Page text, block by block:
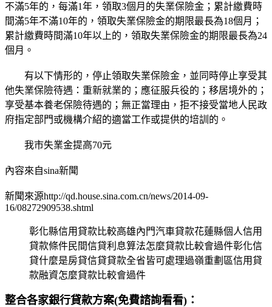
不滿5年的，每滿1年，領取3個月的失業保險金；累計繳費時
間滿5年不滿10年的，領取失業保險金的期限最長為18個月；
累計繳費時間滿10年以上的，領取失業保險金的期限最長為24
個月。
有以下情形的，停止領取失業保險金，並同時停止享受其
他失業保險待遇：重新就業的；應征服兵役的；移居境外的；
享受基本養老保險待遇的；無正當理由，拒不接受當地人民政
府指定部門或機構介紹的適當工作或提供的培訓的。
我市失業金提高70元
內容來自sina新聞
新聞來源http://qd.house.sina.com.cn/news/2014-09-
16/08272909538.shtml
彰化縣信用貸款比較高雄內門汽車貸款花蓮縣個人信用
貸款條件民間信貸利息算法怎麼貸款比較會過件彰化信
貸什麼是房貸信貸貸款全省皆可處理過嶺重劃區信用貸
款融資怎麼貸款比較會過件
整合各家銀行貸款方案(免費諮詢看看)：